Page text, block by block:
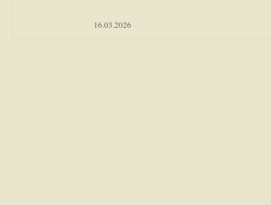
16.03.2026